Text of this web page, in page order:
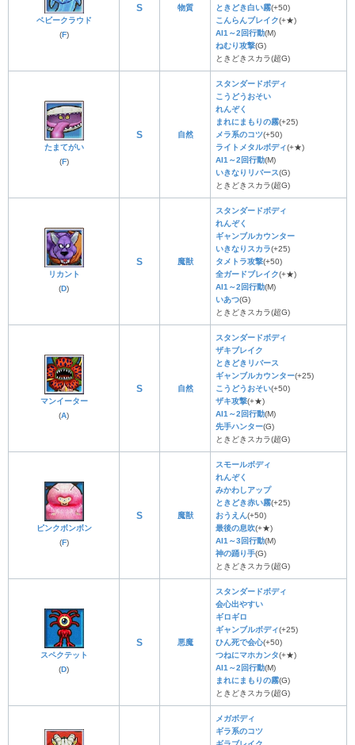
ベビークラウド
(F)
S 物質
ときどき白い霧(+50)
こんらんブレイク(+★)
AI1～2回行動(M)
ねむり攻撃(G)
ときどきスカラ(超G)
たまてがい
(F)
S 自然
スタンダードボディ
こうどうおそい
れんぞく
まれにまもりの霧(+25)
メラ系のコツ(+50)
ライトメタルボディ(+★)
AI1～2回行動(M)
いきなりリバース(G)
ときどきスカラ(超G)
リカント
(D)
S 魔獣
スタンダードボディ
れんぞく
ギャンブルカウンター
いきなりスカラ(+25)
タメトラ攻撃(+50)
全ガードブレイク(+★)
AI1～2回行動(M)
いあつ(G)
ときどきスカラ(超G)
マンイーター
(A)
S 自然
スタンダードボディ
ザキブレイク
ときどきリバース
ギャンブルカウンター(+25)
こうどうおそい(+50)
ザキ攻撃(+★)
AI1～2回行動(M)
先手ハンター(G)
ときどきスカラ(超G)
ピンクボンボン
(F)
S 魔獣
スモールボディ
れんぞく
みかわしアップ
ときどき赤い霧(+25)
おうえん(+50)
最後の息吹(+★)
AI1～3回行動(M)
神の踊り手(G)
ときどきスカラ(超G)
スペクテット
(D)
S 悪魔
スタンダードボディ
会心出やすい
ギロギロ
ギャンブルボディ(+25)
ひん死で会心(+50)
つねにマホカンタ(+★)
AI1～2回行動(M)
まれにまもりの霧(G)
ときどきスカラ(超G)
メガボディ
ギラ系のコツ